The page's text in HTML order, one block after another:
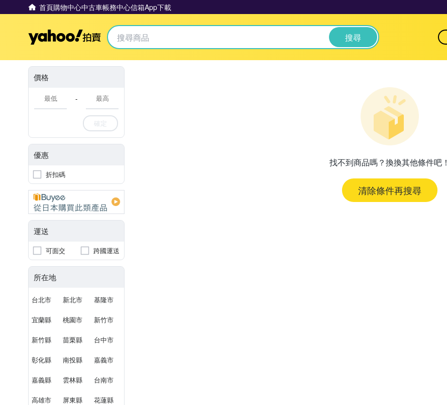
首頁購物中心中古車帳務中心信箱App下載
Yahoo拍賣 搜尋
價格
-
確定
優惠
折扣碼
運送
可面交 跨國運送
所在地
台北市 新北市 基隆市
宜蘭縣 桃園市 新竹市
新竹縣 苗栗縣 台中市
彰化縣 南投縣 嘉義市
嘉義縣 雲林縣 台南市
高雄市 屏東縣 花蓮縣
找不到商品嗎？換換其他條件吧！
清除條件再搜尋